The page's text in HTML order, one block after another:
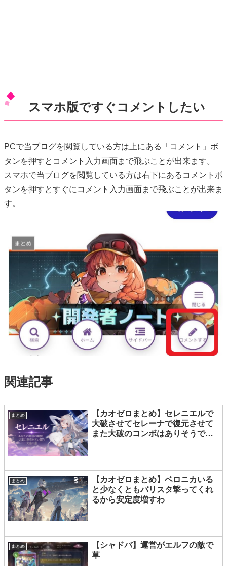
スマホ版ですぐコメントしたい
PCで当ブログを閲覧している方は上にある「コメント」ボ
タンを押すとコメント入力画面まで飛ぶことが出来ます。
スマホで当ブログを閲覧している方は右下にあるコメントボ
タンを押すとすぐにコメント入力画面まで飛ぶことが出来ま
す。
関連記事
まとめ
【カオゼロまとめ】セレニエルで
大破させてセレーナで復元させて
また大破のコンボはありそうでご
まとめ
【カオゼロまとめ】ベロニカいる
と少なくともバリスタ撃ってくれ
るから安定度増すわ
まとめ
【シャドバ】運営がエルフの敵で
草